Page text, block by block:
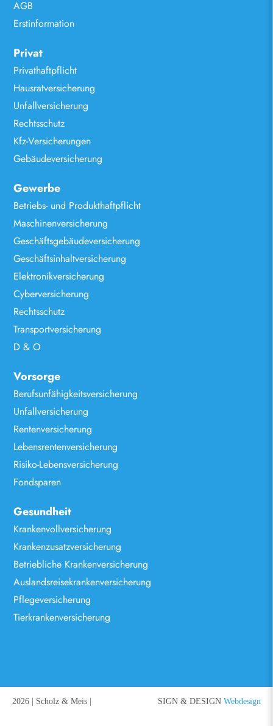
AGB
Erstinformation
Privat
Privathaftpflicht
Hausratversicherung
Unfallversicherung
Rechtsschutz
Kfz-Versicherungen
Gebäudeversicherung
Gewerbe
Betriebs- und Produkthaftpflicht
Maschinenversicherung
Geschäftsgebäudeversicherung
Geschäftsinhaltversicherung
Elektronikversicherung
Cyberversicherung
Rechtsschutz
Transportversicherung
D & O
Vorsorge
Berufsunfähigkeitsversicherung
Unfallversicherung
Rentenversicherung
Lebensrentenversicherung
Risiko-Lebensversicherung
Fondsparen
Gesundheit
Krankenvollversicherung
Krankenzusatzversicherung
Betriebliche Krankenversicherung
Auslandsreisekrankenversicherung
Pflegeversicherung
Tierkrankenversicherung
2026 | Scholz & Meis | SIGN & DESIGN Webdesign